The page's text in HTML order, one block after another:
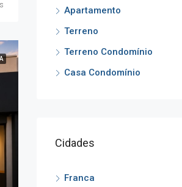
Apartamento
Terreno
Terreno Condomínio
Casa Condomínio
Cidades
Franca